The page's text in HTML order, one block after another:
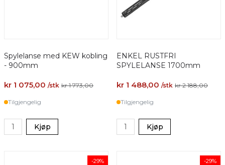
Spylelanse med KEW kobling
- 900mm
kr 1 075,00 /stk kr 1 773,00
Tilgjengelig
Kjøp
ENKEL RUSTFRI
SPYLELANSE 1700mm
kr 1 488,00 /stk kr 2 188,00
Tilgjengelig
Kjøp
-29% -29%